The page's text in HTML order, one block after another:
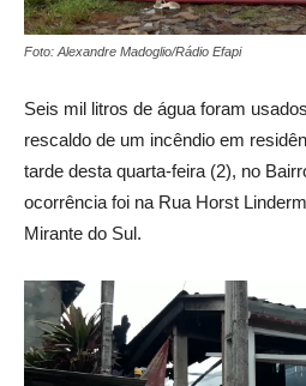
Foto: Alexandre Madoglio/Rádio Efapi
Seis mil litros de água foram
rescaldo de um incêndio em
tarde desta quarta-feira (2), no
ocorrência foi na Rua Horst
Mirante do Sul.